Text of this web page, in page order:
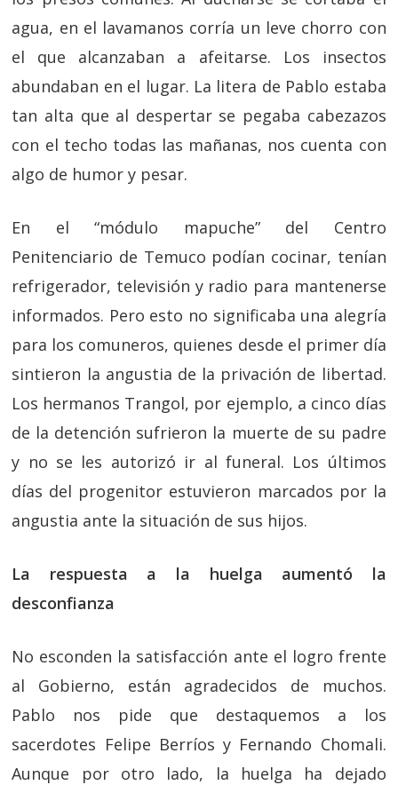
agua, en el lavamanos corría un leve chorro con
el que alcanzaban a afeitarse. Los insectos
abundaban en el lugar. La litera de Pablo estaba
tan alta que al despertar se pegaba cabezazos
con el techo todas las mañanas, nos cuenta con
algo de humor y pesar.
En el “módulo mapuche” del Centro
Penitenciario de Temuco podían cocinar, tenían
refrigerador, televisión y radio para mantenerse
informados. Pero esto no significaba una alegría
para los comuneros, quienes desde el primer día
sintieron la angustia de la privación de libertad.
Los hermanos Trangol, por ejemplo, a cinco días
de la detención sufrieron la muerte de su padre
y no se les autorizó ir al funeral. Los últimos
días del progenitor estuvieron marcados por la
angustia ante la situación de sus hijos.
La respuesta a la huelga aumentó la
desconfianza
No esconden la satisfacción ante el logro frente
al Gobierno, están agradecidos de muchos.
Pablo nos pide que destaquemos a los
sacerdotes Felipe Berríos y Fernando Chomali.
Aunque por otro lado, la huelga ha dejado